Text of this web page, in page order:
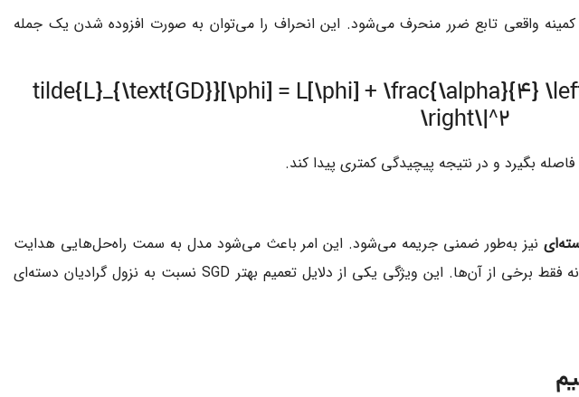
کمینه واقعی تابع ضرر منحرف می‌شود. این انحراف را می‌توان به صورت افزوده شدن یک جمله
\tilde{L}_{\text{GD}}[\phi] = L[\phi] + \frac{\alpha}{4}
\right\|^2
بگیرد و در نتیجه پیچیدگی کمتری پیدا کند.
نیز به‌طور ضمنی جریمه می‌شود. این امر باعث می‌شود مدل به سمت راه‌حل‌هایی هدایت
شود که در آن‌ها همه دسته‌ها به خوبی برازش شده‌اند و نه فقط برخی از آن‌ها. این ویژگی یکی از دلایل تعمیم بهتر SGD نسبت به نزول گرادیان دسته‌ای